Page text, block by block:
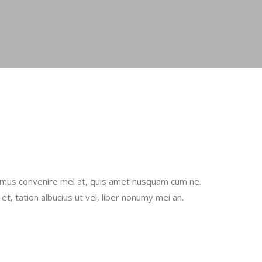
convenire mel at, quis amet nusquam cum ne.
tation albucius ut vel, liber nonumy mei an.